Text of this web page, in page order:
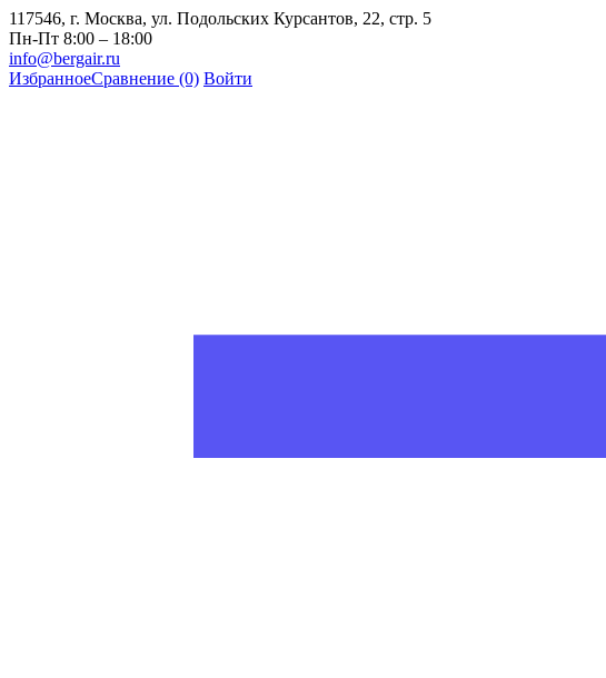
117546, г. Москва, ул. Подольских Курсантов, 22, стр. 5
Пн-Пт 8:00 – 18:00
info@bergair.ru
ИзбранноеСравнение (0) Войти